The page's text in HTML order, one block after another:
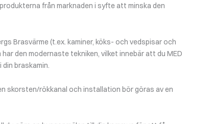
från marknaden i syfte att minska den
Brasvärme (t.ex. kaminer, köks- och vedspisar och
den modernaste tekniken, vilket innebär att du MED
braskamin.
skorsten/rökkanal och installation bör göras av en